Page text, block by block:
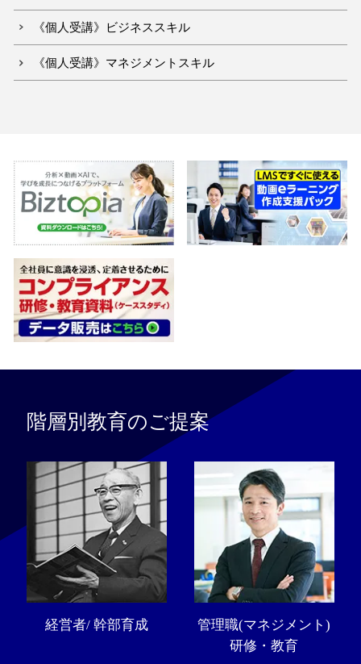
《個人受講》ビジネススキル
《個人受講》マネジメントスキル
階層別教育のご提案
経営者/ 幹部育成
管理職(マネジメント)
研修・教育